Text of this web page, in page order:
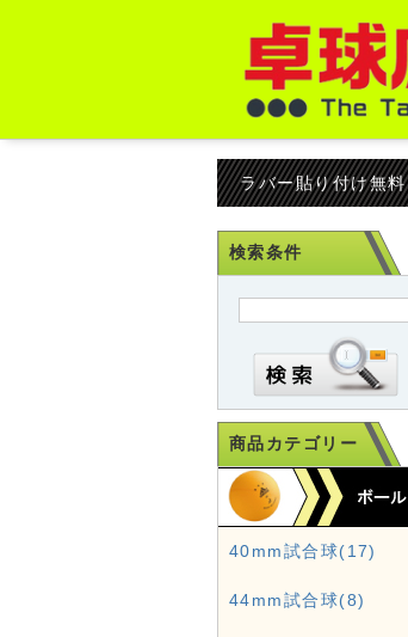
ラバー貼り付け無料
検索条件
商品カテゴリー
40mm試合球(17)
44mm試合球(8)